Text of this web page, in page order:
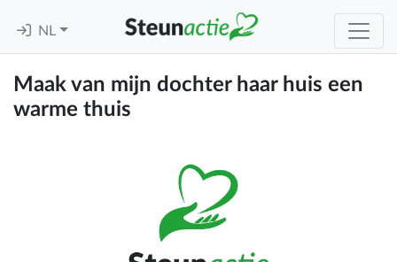
NL
Maak van mijn dochter haar huis een
warme thuis